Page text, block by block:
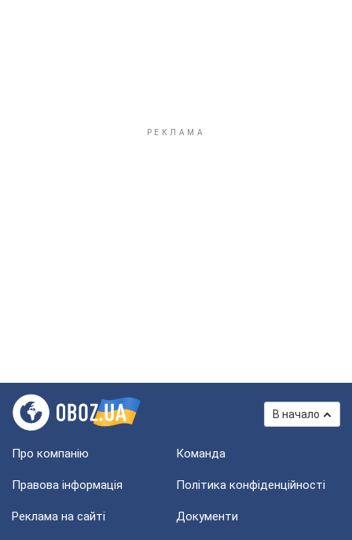
В начало
Про компанію Команда
Правова інформація Політика конфіденційності
Реклама на сайті Документи